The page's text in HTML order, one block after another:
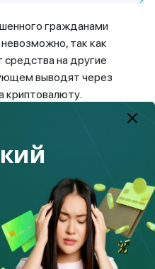
гражданами
так как
средства на другие
выводят через
криптовалюту.
Главная их цель –
с телефонного
обрабатывать
переписку